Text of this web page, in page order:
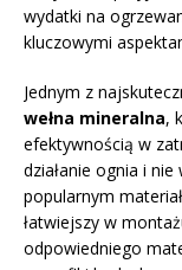
wydatki na
kluczowymi
Jednym z
wełna mineralna,
efektywnością w
działanie ognia i
popularnym
łatwiejszy w
odpowiedniego